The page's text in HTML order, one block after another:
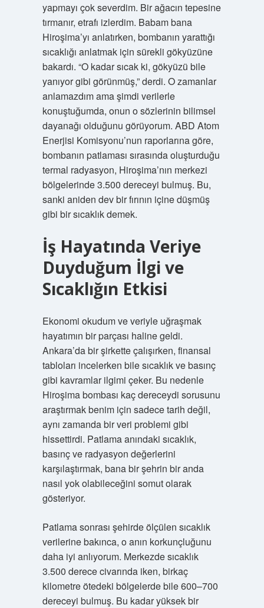
yapmayı çok severdim. Bir ağacın tepesine
tırmanır, etrafı izlerdim. Babam bana
Hiroşima’yı anlatırken, bombanın yarattığı
sıcaklığı anlatmak için sürekli gökyüzüne
bakardı. “O kadar sıcak ki, gökyüzü bile
yanıyor gibi görünmüş,” derdi. O zamanlar
anlamazdım ama şimdi verilerle
konuştuğumda, onun o sözlerinin bilimsel
dayanağı olduğunu görüyorum. ABD Atom
Enerjisi Komisyonu’nun raporlarına göre,
bombanın patlaması sırasında oluşturduğu
termal radyasyon, Hiroşima’nın merkezi
bölgelerinde 3.500 dereceyi bulmuş. Bu,
sanki aniden dev bir fırının içine düşmüş
gibi bir sıcaklık demek.
İş Hayatında Veriye
Duyduğum İlgi ve
Sıcaklığın Etkisi
Ekonomi okudum ve veriyle uğraşmak
hayatımın bir parçası haline geldi.
Ankara’da bir şirkette çalışırken, finansal
tabloları incelerken bile sıcaklık ve basınç
gibi kavramlar ilgimi çeker. Bu nedenle
Hiroşima bombası kaç dereceydi sorusunu
araştırmak benim için sadece tarih değil,
aynı zamanda bir veri problemi gibi
hissettirdi. Patlama anındaki sıcaklık,
basınç ve radyasyon değerlerini
karşılaştırmak, bana bir şehrin bir anda
nasıl yok olabileceğini somut olarak
gösteriyor.
Patlama sonrası şehirde ölçülen sıcaklık
verilerine bakınca, o anın korkunçluğunu
daha iyi anlıyorum. Merkezde sıcaklık
3.500 derece civarında iken, birkaç
kilometre ötedeki bölgelerde bile 600–700
dereceyi bulmuş. Bu kadar yüksek bir